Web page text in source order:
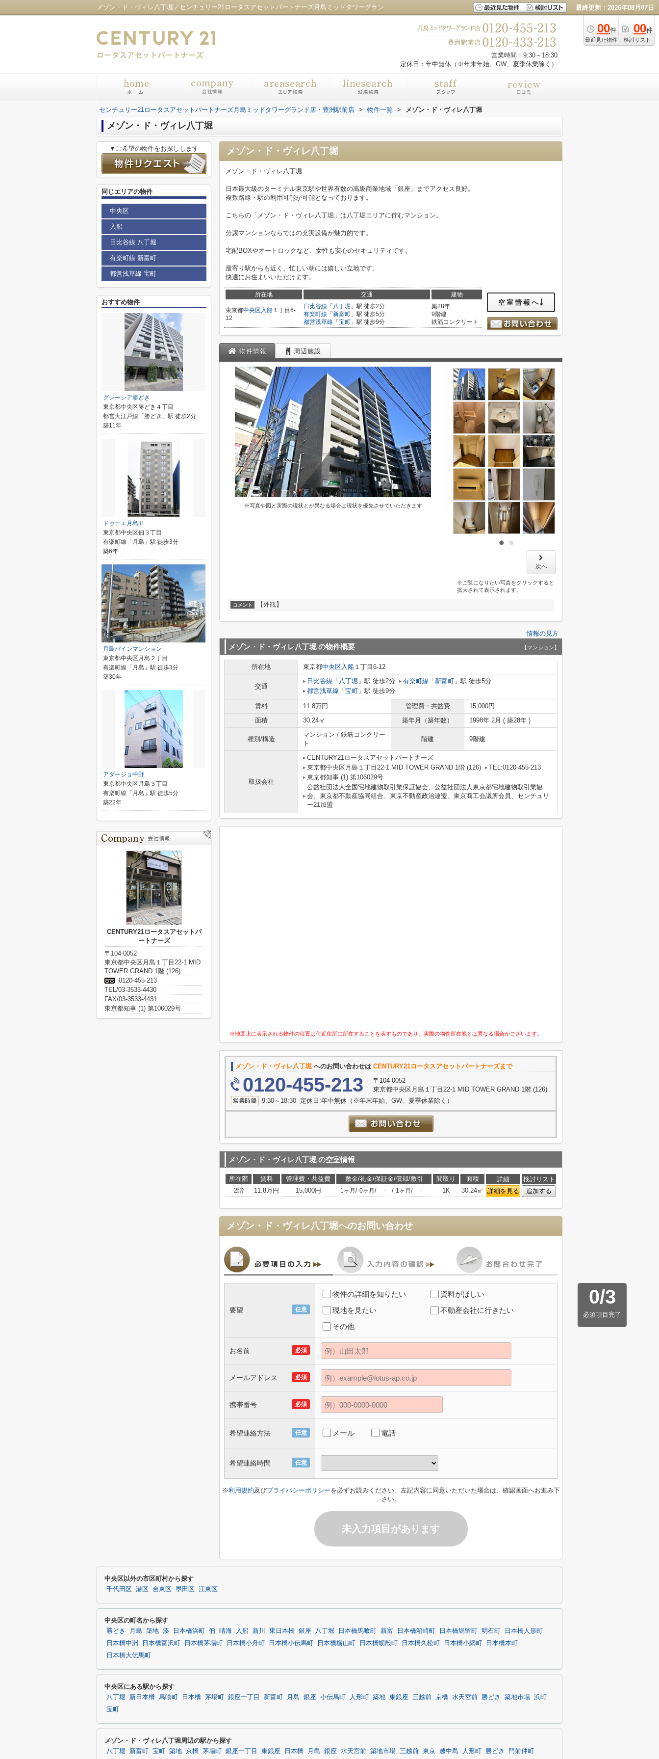
メゾン・ド・ヴィレ八丁堀／センチュリー21ロータスアセットパートナーズ月島ミッドタワーグランド店・豊洲駅前店 最終更新：2026年08月07日
00件
最近見た物件
00件
検討リスト
営業時間：9:30～18:30
定休日：年中無休（※年末年始、GW、夏季休業除く）
センチュリー21ロータスアセットパートナーズ月島ミッドタワーグランド店・豊洲駅前店 > 物件一覧 > メゾン・ド・ヴィレ八丁堀
メゾン・ド・ヴィレ八丁堀
メゾン・ド・ヴィレ八丁堀
メゾン・ド・ヴィレ八丁堀
日本最大級のターミナル東京駅や世界有数の高級商業地域「銀座」までアクセス良好。
複数路線・駅の利用可能が可能となっております。
こちらの「メゾン・ド・ヴィレ八丁堀」は八丁堀エリアに佇むマンション。
分譲マンションならではの充実設備が魅力的です。
宅配BOXやオートロックなど、女性も安心のセキュリティです。
最寄り駅からも近く、忙しい朝には嬉しい立地です。
快適にお住まいいただけます。
所在地 交通 建物
東京都中央区 入船 １丁目6-
12
日比谷線 「 八丁堀 」駅 徒歩2分
有楽町線 「 新富町 」駅 徒歩5分
都営浅草線 「 宝町 」駅 徒歩9分
築28年
9階建
鉄筋コンクリート
空室情報へ
物件情報 周辺施設
※写真や図と実際の現状とが異なる場合は現状を優先させていただきます
次へ
※ご覧になりたい写真をクリックすると
拡大されて表示されます。
コメント 【外観】
情報の見方
メゾン・ド・ヴィレ八丁堀の物件概要 【マンション】
所在地 東京都中央区入船 １丁目6-12
交通
日比谷線 「 八丁堀 」駅 徒歩2分 有楽町線 「 新富町 」駅 徒歩5分
都営浅草線 「 宝町 」駅 徒歩9分
賃料 11.8万円 管理費・共益費
15,000円
面積
30.24㎡ 築年月（築年数） 1998年 2月 ( 築28年 )
種別/構造
マンション / 鉄筋コンクリー
ト
階建 9階建
取扱会社
CENTURY21ロータスアセットパートナーズ
東京都中央区月島１丁目22-1 MID TOWER GRAND 1階 (126)
TEL:0120-455-213
東京都知事 (1) 第106029号
公益社団法人全国宅地建物取引業保証協会、公益社団法人東京都宅地建物取引業協
会、東京都不動産協同組合、東京不動産政治連盟、東京商工会議所会員、センチュリ
ー21加盟
※地図上に表示される物件の位置は付近住所に所在することを表すものであり、実際の物件所在地とは異なる場合がございます。
メゾン・ド・ヴィレ八丁堀 へのお問い合わせは CENTURY21ロータスアセットパートナーズまで
0120-455-213
〒104-0052
東京都中央区月島１丁目22-1 MID TOWER GRAND 1階 (126)
9:30～18:30 定休日:年中無休（※年末年始、GW、夏季休業除く）
メゾン・ド・ヴィレ八丁堀の空室情報
所在階 賃料 管理費・共益費 敷金/礼金/保証金/償却/敷引 間取り 面積 詳細
検討リスト
2階
11.8万円 15,000円 1ヶ月 / 0ヶ月 / - / 1ヶ月 / - 1K 30.24㎡ 詳細を見る 追加する
メゾン・ド・ヴィレ八丁堀へのお問い合わせ
0/3
必須項目完了
任意
要望
物件の詳細を知りたい
資料がほしい
現地を見たい
不動産会社に行きたい
その他
必須
お名前
必須
メールアドレス
必須
携帯番号
任意
希望連絡方法 メール 電話
任意
希望連絡時間
※利用規約及びプライバシーポリシーを必ずお読みください。左記内容に同意いただいた場合は、確認画面へお進み下
さい。
未入力項目があります
▼ご希望の物件をお探しします
同じエリアの物件
中央区
入船
日比谷線 八丁堀
有楽町線 新富町
都営浅草線 宝町
おすすめ物件
グレーシア勝どき
東京都中央区勝どき４丁目
都営大江戸線「勝どき」駅 徒歩2分
築11年
ドゥーエ月島Ⅱ
東京都中央区佃３丁目
有楽町線「月島」駅 徒歩3分
築6年
月島パインマンション
東京都中央区月島２丁目
有楽町線「月島」駅 徒歩3分
築30年
アダージョ中野
東京都中央区月島３丁目
有楽町線「月島」駅 徒歩5分
築22年
CENTURY21ロータスアセットパ
ートナーズ
〒104-0052
東京都中央区月島１丁目22-1 MID
TOWER GRAND 1階 (126)
0120-455-213
TEL/03-3533-4430
FAX/03-3533-4431
東京都知事 (1) 第106029号
中央区以外の市区町村から探す
千代田区 港区 台東区 墨田区 江東区
中央区の町名から探す
勝どき 月島 築地 湊 日本橋浜町 佃 晴海 入船 新川 東日本橋 銀座 八丁堀 日本橋馬喰町 新富 日本橋箱崎町 日本橋堀留町 明石町
日本橋人形町
日本橋中洲
日本橋富沢町 日本橋茅場町 日本橋小舟町 日本橋小伝馬町 日本橋横山町 日本橋蛎殻町 日本橋久松町 日本橋小網町
日本橋本町
日本橋大伝馬町
中央区にある駅から探す
八丁堀 新日本橋 馬喰町 日本橋 茅場町 銀座一丁目 新富町 月島 銀座 小伝馬町 人形町 築地 東銀座 三越前 京橋 水天宮前 勝どき 築地市場 浜町
宝町
メゾン・ド・ヴィレ八丁堀周辺の駅から探す
八丁堀 新富町 宝町 築地 京橋 茅場町 銀座一丁目 東銀座 日本橋 月島 銀座 水天宮前 築地市場 三越前 東京 越中島 人形町 勝どき 門前仲町